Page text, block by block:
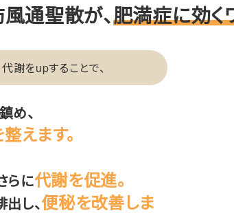
通聖散が、肥満症に効く
謝をupすることで、
め、
えます。
らに代謝を促進。
し、便秘を改善しま